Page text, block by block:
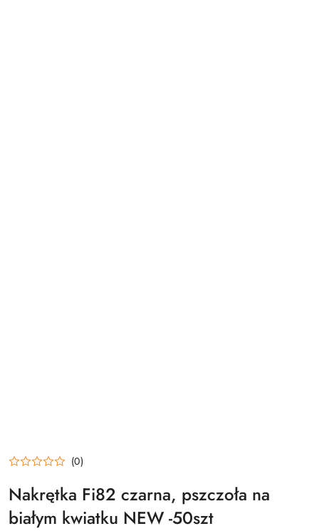
(0)
Nakrętka Fi82 czarna, pszczoła na
białym kwiatku NEW -50szt